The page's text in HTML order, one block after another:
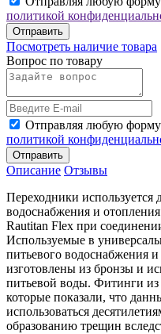
политикой
Отправить
Посмотреть наличие товара
Вопрос по товару
Отправляя любую форму
политикой
Отправить
Описание Отзывы
Переходники используется
водоснабжения и
Rautitan Flex при
Используемые в
питьевого водоснабжения
изготовлены из бронзы и
питьевой воды. Фитинги
которые показали, что
использоваться
образованию трещин